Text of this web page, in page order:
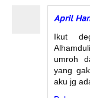
April
Ikut
umroh
yang
aku jg